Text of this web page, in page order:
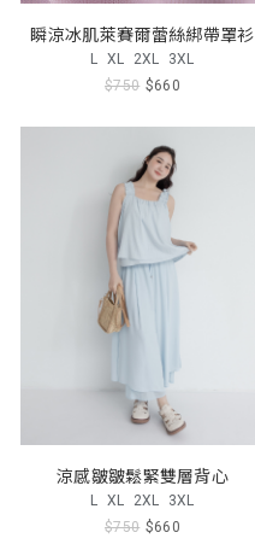
瞬涼冰肌萊賽爾蕾絲綁帶罩衫
L XL 2XL 3XL
$750 $660
涼感皺皺鬆緊雙層背心
L XL 2XL 3XL
$750 $660